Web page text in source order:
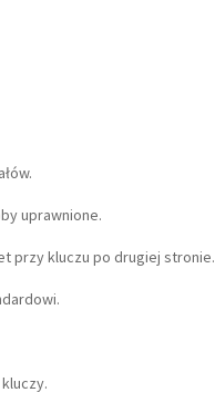
uprawnione.
przy kluczu po drugiej stronie.